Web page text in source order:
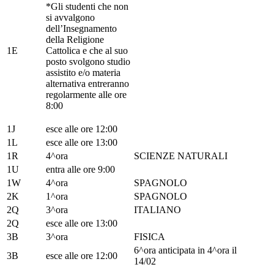
1E
*Gli studenti che non
si avvalgono
dell’Insegnamento
della Religione
Cattolica e che al suo
posto svolgono studio
assistito e/o materia
alternativa entreranno
regolarmente alle ore
8:00
1J
esce alle ore 12:00
1L
esce alle ore 13:00
1R
4^ora
SCIENZE NATURALI
1U
entra alle ore 9:00
1W
4^ora
SPAGNOLO
2K
1^ora
SPAGNOLO
2Q
3^ora
ITALIANO
2Q
esce alle ore 13:00
3B
3^ora
FISICA
3B
esce alle ore 12:00
6^ora anticipata in 4^ora il
14/02